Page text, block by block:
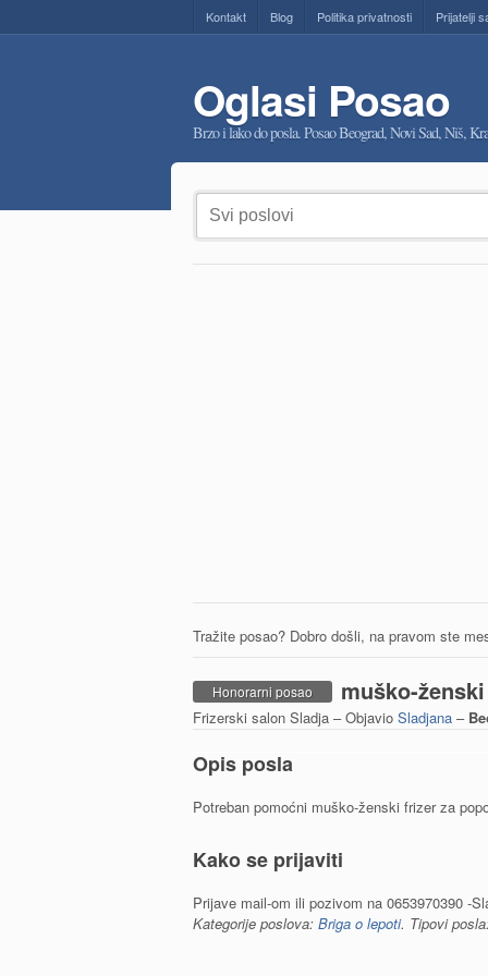
Kontakt Blog Politika privatnosti Prijatelji
Oglasi Posao
Brzo i lako do posla. Posao Beograd, Novi Sad, Niš,
Tražite posao? Dobro došli, na pravom ste
Honorarni posao muško-
Frizerski salon Sladja – Objavio Sladjana –
Opis posla
Potreban pomoćni muško-ženski frizer za
Kako se prijaviti
Prijave mail-om ili pozivom na 0653970390 -
Kategorije poslova: Briga o lepoti. Tipovi